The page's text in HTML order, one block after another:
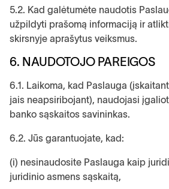
5.2. Kad galėtumėte naudotis
užpildyti prašomą informaciją ir
skirsnyje aprašytus veiksmus.
6. NAUDOTOJO PAREIGOS
6.1. Laikoma, kad Paslauga
jais neapsiribojant), naudojasi
banko sąskaitos savininkas.
6.2. Jūs garantuojate, kad:
(i) nesinaudosite Paslauga kaip
juridinio asmens sąskaitą,